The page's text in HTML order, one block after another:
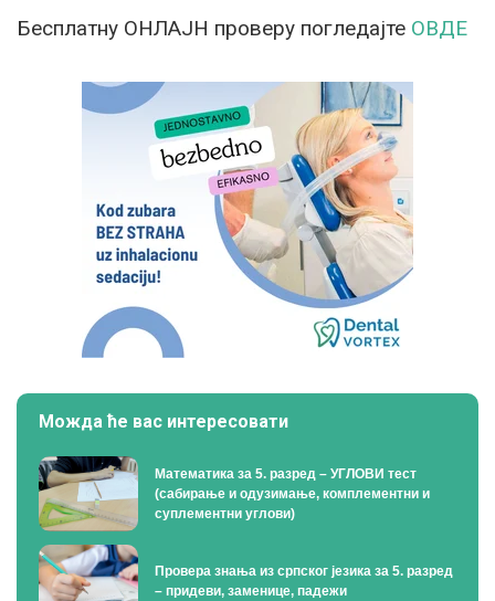
Бесплатну ОНЛАЈН проверу погледајте ОВДЕ
Можда ће вас интересовати
Математика за 5. разред – УГЛОВИ тест
(сабирање и одузимање, комплементни и
суплементни углови)
Провера знања из српског језика за 5. разред
– придеви, заменице, падежи